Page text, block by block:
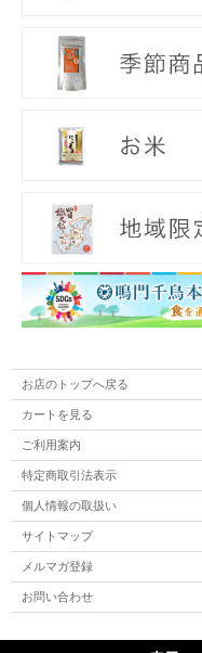
お店のトップへ戻る
カートを見る
ご利用案内
特定商取引法表示
個人情報の取扱い
サイトマップ
メルマガ登録
お問い合わせ